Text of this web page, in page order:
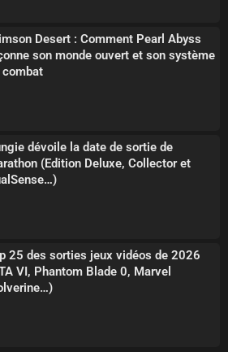
Desert : Comment Pearl Abyss
son monde ouvert et son système
combat
dévoile la date de sortie de
(Edition Deluxe, Collector et
25 des sorties jeux vidéos de 2026
VI, Phantom Blade 0, Marvel